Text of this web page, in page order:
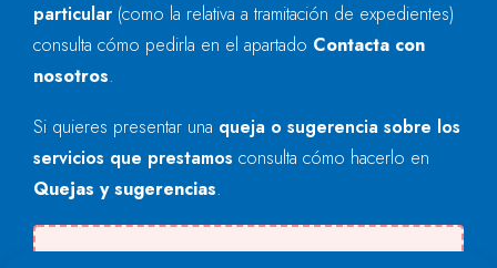
particular (como la relativa a tramitación de expedientes)
consulta cómo pedirla en el apartado Contacta con
nosotros.
Si quieres presentar una queja o sugerencia sobre los
servicios que prestamos consulta cómo hacerlo en
Quejas y sugerencias.